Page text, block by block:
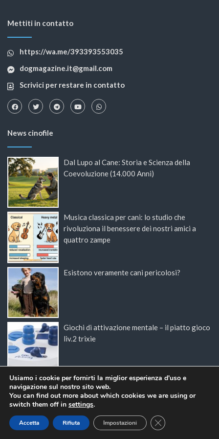
Mettiti in contatto
https://wa.me/393393553035
dogmagazine.it@gmail.com
Scrivici per restare in contatto
News cinofile
Dal Lupo al Cane: Storia e Scienza della
Coevoluzione (14.000 Anni)
Musica classica per cani: lo studio che
rivoluziona il benessere dei nostri amici a
quattro zampe
Esistono veramente cani pericolosi?
Giochi di attivazione mentale – il piatto gioco
liv.2 trixie
Usiamo i cookie per fornirti la miglior esperienza d'uso e
navigazione sul nostro sito web.
You can find out more about which cookies we are using or
switch them off in settings.
Accetta Rifiuta Impostazioni Close GDPR